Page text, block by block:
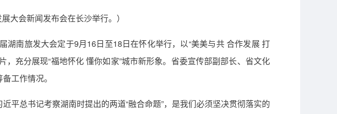
大会新闻发布会在长沙举行。）
南旅发大会定于9月16日至18日在怀化举行，以“美美与共 合作发展 打
充分展现“福地怀化 懂你如家”城市新形象。省委宣传部副部长、省文化
工作情况。
平总书记考察湖南时提出的两道“融合命题”，是我们必须坚决贯彻落实的